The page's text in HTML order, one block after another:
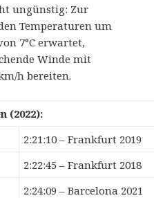
ungünstig: Zur
Temperaturen um
7°C erwartet,
Winde mit
h bereiten.
(2022):
2:21:10 – Frankfurt 2019
2:22:45 – Frankfurt 2018
2:24:09 – Barcelona 2021